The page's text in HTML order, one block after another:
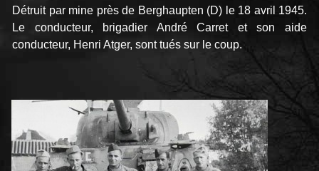
Détruit par mine près de Berghaupten (D) le 18 avril 1945.
Le conducteur, brigadier André Carret et son aide
conducteur, Henri Atger, sont tués sur le coup.